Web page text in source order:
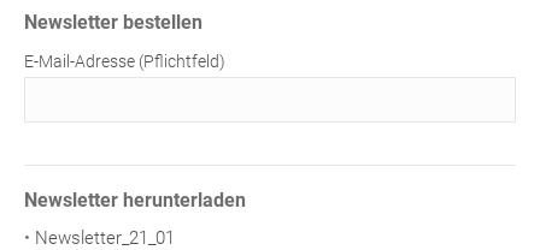
Newsletter bestellen
E-Mail-Adresse (Pflichtfeld)
Newsletter herunterladen
Newsletter_21_01